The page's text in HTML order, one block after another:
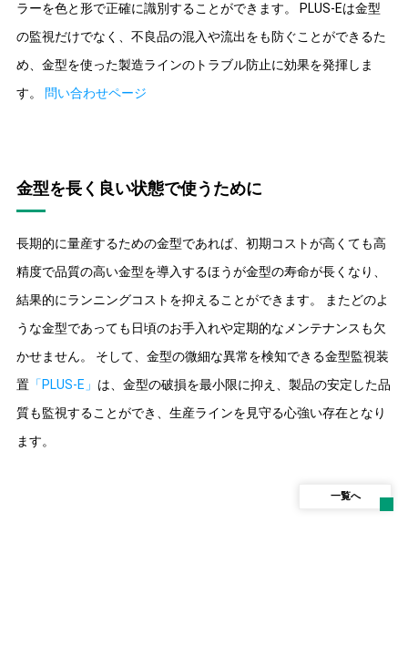
ラーを色と形で正確に識別することができます。 PLUS-Eは金型
の監視だけでなく、不良品の混入や流出をも防ぐことができるた
め、金型を使った製造ラインのトラブル防止に効果を発揮しま
す。
問い合わせページ
金型を長く良い状態で使うために
長期的に量産するための金型であれば、初期コストが高くても高
精度で品質の高い金型を導入するほうが金型の寿命が長くなり、
結果的にランニングコストを抑えることができます。 またどのよ
うな金型であっても日頃のお手入れや定期的なメンテナンスも欠
かせません。 そして、金型の微細な異常を検知できる金型監視装
置「PLUS-E」 は、金型の破損を最小限に抑え、製品の安定した品
質も監視することができ、生産ラインを見守る心強い存在となり
ます。
一覧へ